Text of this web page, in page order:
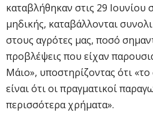
καταβλήθηκαν στις 29 Ιουνίου
μηδικής, καταβάλλονται
στους αγρότες μας, ποσό
προβλέψεις που είχαν
Μάιο», υποστηρίζοντας ότι
είναι ότι οι πραγματικοί
περισσότερα χρήματα».